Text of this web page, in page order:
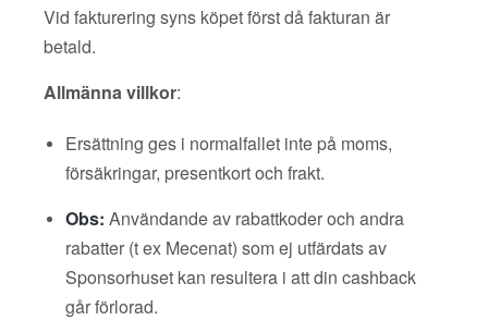
Vid fakturering syns köpet först då fakturan är
betald.
Allmänna villkor:
Ersättning ges i normalfallet inte på moms,
försäkringar, presentkort och frakt.
Obs: Användande av rabattkoder och andra
rabatter (t ex Mecenat) som ej utfärdats av
Sponsorhuset kan resultera i att din cashback
går förlorad.